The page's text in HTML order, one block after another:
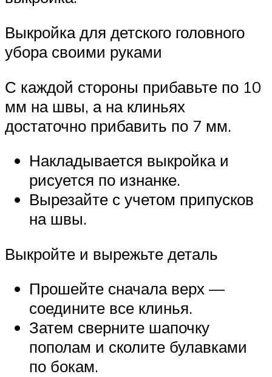
Выкройка для детского головного
убора своими руками
С каждой стороны прибавьте по 10
мм на швы, а на клиньях
достаточно прибавить по 7 мм.
Накладывается выкройка и
рисуется по изнанке.
Вырезайте с учетом припусков
на швы.
Выкройте и вырежьте деталь
Прошейте сначала верх —
соедините все клинья.
Затем сверните шапочку
пополам и сколите булавками
по бокам.